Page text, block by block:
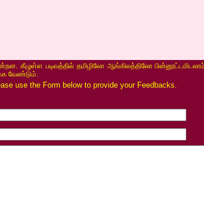
கீழுள்ள படிவத்தில் தமிழிலோ ஆங்கிலத்திலோ
வேண்டும்.
use the Form below to provide your Feedbacks.